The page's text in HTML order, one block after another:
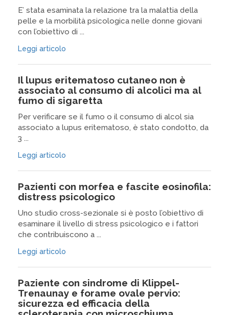
E’ stata esaminata la relazione tra la malattia della
pelle e la morbilità psicologica nelle donne giovani
con l’obiettivo di ...
Leggi articolo
Il lupus eritematoso cutaneo non è
associato al consumo di alcolici ma al
fumo di sigaretta
Per verificare se il fumo o il consumo di alcol sia
associato a lupus eritematoso, è stato condotto, da
3 ...
Leggi articolo
Pazienti con morfea e fascite eosinofila:
distress psicologico
Uno studio cross-sezionale si è posto l’obiettivo di
esaminare il livello di stress psicologico e i fattori
che contribuiscono a ...
Leggi articolo
Paziente con sindrome di Klippel-
Trenaunay e forame ovale pervio:
sicurezza ed efficacia della